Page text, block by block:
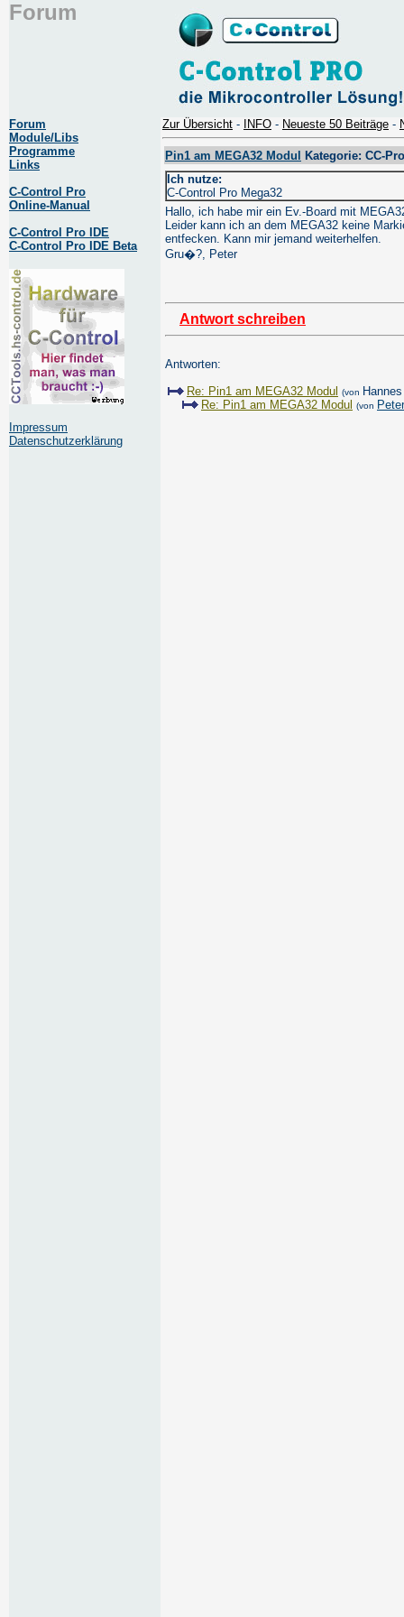
Forum
Forum
Module/Libs
Programme
Links
C-Control Pro
Online-Manual
C-Control Pro IDE
C-Control Pro IDE Beta
Impressum
Datenschutzerklärung
Zur Übersicht - INFO - Neueste 50 Beiträge -
Pin1 am MEGA32 Modul
Kategorie: CC-
Ich nutze:
C-Control Pro Mega32
Hallo, ich habe mir ein Ev.-Board mit
Leider kann ich an dem MEGA32 keine
entfecken. Kann mir jemand weiterhelfen.
Gru�?, Peter
Antwort schreiben
Antworten:
Re: Pin1 am MEGA32 Modul
(von Hannes
Re: Pin1 am MEGA32 Modul (von Peter